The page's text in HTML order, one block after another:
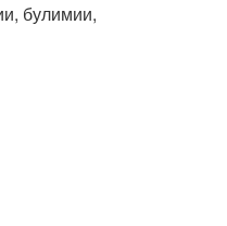
булимии,